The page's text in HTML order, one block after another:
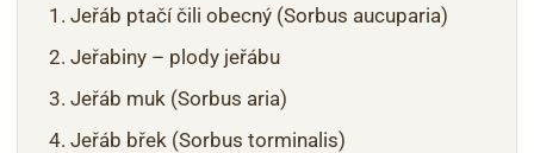
Jeřáb ptačí čili obecný (Sorbus aucuparia)
Jeřabiny – plody jeřábu
Jeřáb muk (Sorbus aria)
Jeřáb břek (Sorbus torminalis)